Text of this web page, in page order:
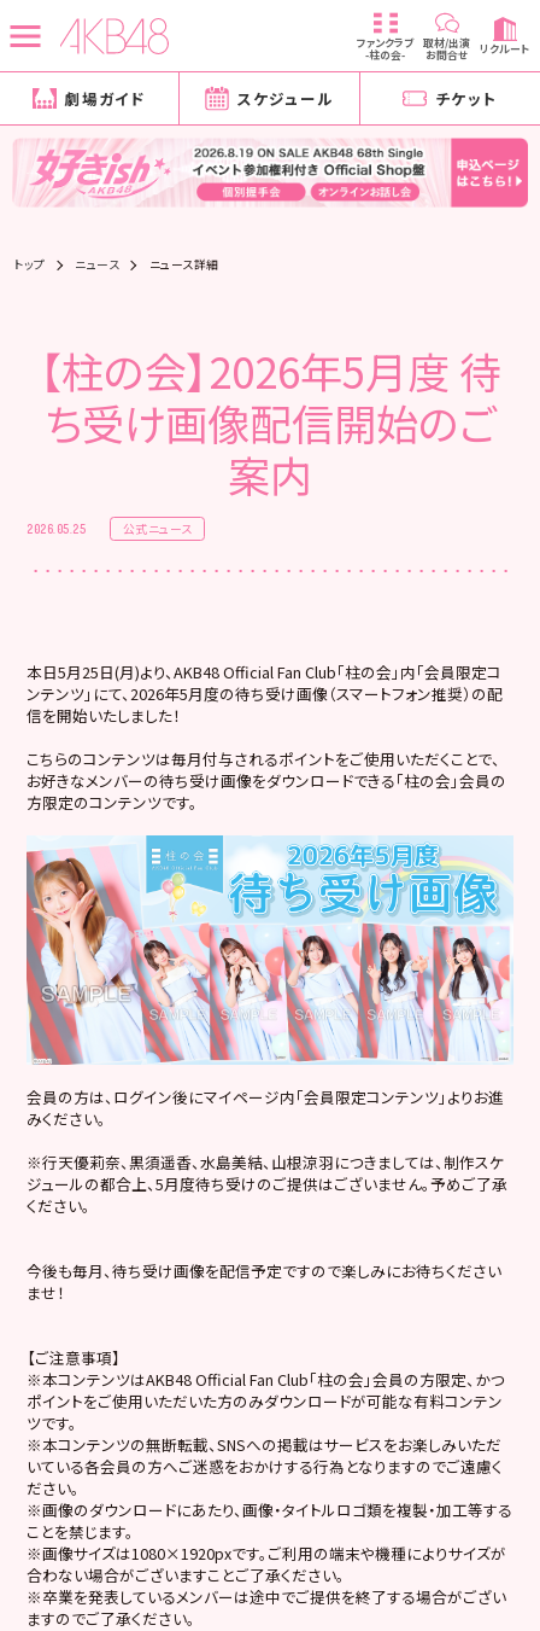
ファンクラブ
-柱の会-
取材/出演
お問合せ リクルート
劇場ガイド スケジュール チケット
トップ ニュース ニュース詳細
【柱の会】2026年5月度 待
ち受け画像配信開始のご
案内
2026.05.25 公式ニュース
本日5月25日(月)より、AKB48 Official Fan Club「柱の会」内「会員限定コ
ンテンツ」にて、2026年5月度の待ち受け画像（スマートフォン推奨）の配
信を開始いたしました！
こちらのコンテンツは毎月付与されるポイントをご使用いただくことで、
お好きなメンバーの待ち受け画像をダウンロードできる「柱の会」会員の
方限定のコンテンツです。
会員の方は、ログイン後にマイページ内「会員限定コンテンツ」よりお進
みください。
※行天優莉奈、黒須遥香、水島美結、山根涼羽につきましては、制作スケ
ジュールの都合上、5月度待ち受けのご提供はございません。予めご了承
ください。
今後も毎月、待ち受け画像を配信予定ですので楽しみにお待ちください
ませ！
【ご注意事項】
※本コンテンツはAKB48 Official Fan Club「柱の会」会員の方限定、かつ
ポイントをご使用いただいた方のみダウンロードが可能な有料コンテン
ツです。
※本コンテンツの無断転載、SNSへの掲載はサービスをお楽しみいただ
いている各会員の方へご迷惑をおかけする行為となりますのでご遠慮く
ださい。
※画像のダウンロードにあたり、画像・タイトルロゴ類を複製・加工等する
ことを禁じます。
※画像サイズは1080×1920pxです。ご利用の端末や機種によりサイズが
合わない場合がございますことご了承ください。
※卒業を発表しているメンバーは途中でご提供を終了する場合がござい
ますのでご了承ください。